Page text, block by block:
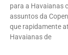
para a Havaianas
assuntos da
que rapidamente
Havaianas de